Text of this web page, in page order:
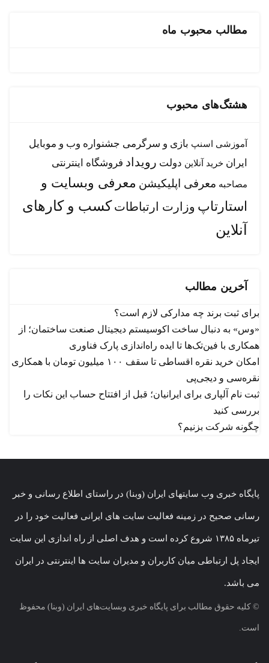
مطالب محبوب ماه
هشتگ‌های محبوب
آموزشی اسنپ بازی و سرگرمی جشنواره وب و موبایل
ایران خرید آنلاین دولت رویداد فروشگاه اینترنتی
مصاحبه معرفی اپلیکیشن معرفی وبسایت و
استارتاپ وزارت ارتباطات کسب و کارهای
آنلاین
آخرین مطالب
برای ثبت برند چه مدارکی لازم است؟
«وس» به دنبال ساخت اکوسیستم دیجیتال صنعت ساختمان؛ از
همکاری با فین‌تک‌ها تا ایده راه‌اندازی پارک فناوری
امکان خرید نقره اقساطی تا سقف ۱۰۰ میلیون تومان با همکاری
نقره‌سی و دیجی‌پی
ثبت نام آلپاری برای ایرانیان؛ قبل از افتتاح حساب این نکات را
بررسی کنید
چگونه شرکت بزنیم؟
پایگاه خبری وب سایتهای ایران (وبنا) در راستای اطلاع رسانی و خبر
رسانی صحیح در زمینه فعالیت سایت های ایرانی فعالیت خود را در
تیرماه ۱۳۸۵ شروع کرده است و هدف اصلی از راه اندازی این سایت
ایجاد پل ارتباطی میان کاربران و مدیران سایت ها اینترنتی در ایران
می باشد.
© کلیه حقوق مطالب برای پایگاه خبری وبسایت‌های ایران (وبنا) محفوظ
است.